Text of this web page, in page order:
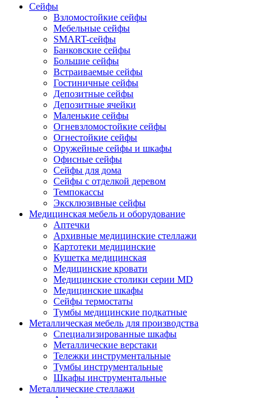
Сейфы
Взломостойкие сейфы
Мебельные сейфы
SMART-сейфы
Банковские сейфы
Большие сейфы
Встраиваемые сейфы
Гостиничные сейфы
Депозитные сейфы
Депозитные ячейки
Маленькие сейфы
Огневзломостойкие сейфы
Огнестойкие сейфы
Оружейные сейфы и шкафы
Офисные сейфы
Сейфы для дома
Сейфы с отделкой деревом
Темпокассы
Эксклюзивные сейфы
Медицинская мебель и оборудование
Аптечки
Архивные медицинские стеллажи
Картотеки медицинские
Кушетка медицинская
Медицинские кровати
Медицинские столики серии MD
Медицинские шкафы
Сейфы термостаты
Тумбы медицинские подкатные
Металлическая мебель для производства
Cпециализированные шкафы
Металлические верстаки
Тележки инструментальные
Тумбы инструментальные
Шкафы инструментальные
Металлические стеллажи